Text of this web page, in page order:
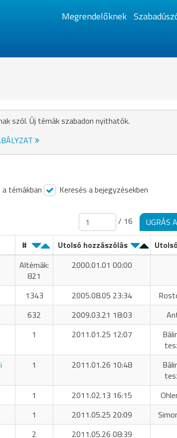
Megrendelőknek
szól. Új témák szabadon nyithatók.
a témákban Keresés a bejegyzésekben
/ 16
UGRÁS
# Utolsó hozzászólás
Altémák:
821
2000.01.01 00:00
1343 2005.08.05 23:34
632 2009.03.21 18:03
1 2011.01.25 12:07
1 2011.01.26 10:48
1 2011.02.13 16:15
1 2011.05.25 20:09
2
2011.05.26 08:39